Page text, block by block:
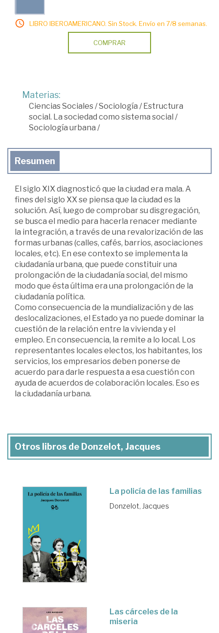
LIBRO IBEROAMERICANO. Sin Stock. Envío en 7/8 semanas.
COMPRAR
Materias:
Ciencias Sociales/Sociología / Estructura
social. La sociedad como sistema social /
Sociología urbana /
Resumen
El siglo XIX diagnosticó que la ciudad era mala. A
fines del siglo XX se piensa que la ciudad es la
solución. Así, luego de comprobar su disgregación,
se busca el medio para hacerla renacer mediante
la integración, a través de una revalorización de las
formas urbanas (calles, cafés, barrios, asociaciones
locales, etc). En ese contexto se implementa la
ciudadanía urbana, que puede constituir una
prolongación de la ciudadanía social, del mismo
modo que ésta última era una prolongación de la
ciudadanía política.
Como consecuencia de la mundialización y de las
deslocalizaciones, el Estado ya no puede dominar la
cuestión de la relación entre la vivienda y el
empleo. En consecuencia, la remite a lo local. Los
representantes locales electos, los habitantes, los
servicios, los empresarios deben ponerse de
acuerdo para darle respuesta a esa cuestión con
ayuda de acuerdos de colaboración locales. Eso es
la ciudadanía urbana.
Otros libros de Donzelot, Jacques
La policía de las familias
Donzelot, Jacques
Las cárceles de la
miseria